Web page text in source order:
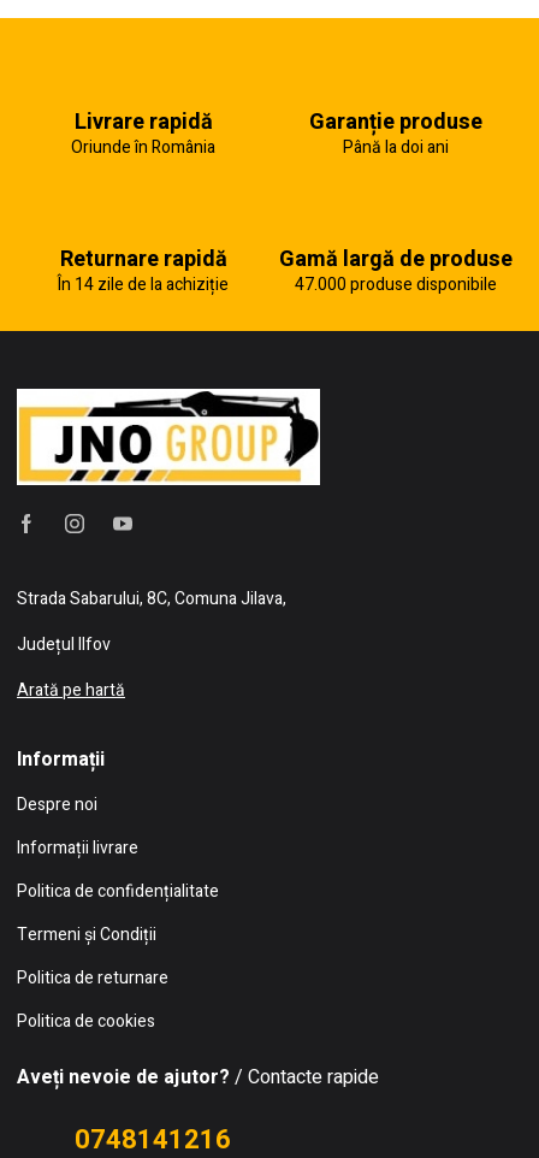
Livrare rapidă
Oriunde în România
Garanție produse
Până la doi ani
Returnare rapidă
În 14 zile de la achiziție
Gamă largă de produse
47.000 produse disponibile
Strada Sabarului, 8C, Comuna Jilava,
Județul Ilfov
Arată pe hartă
Informații
Despre noi
Informații livrare
Politica de confidențialitate
Termeni și Condiții
Politica de returnare
Politica de cookies
Aveți nevoie de ajutor? / Contacte rapide
0748141216